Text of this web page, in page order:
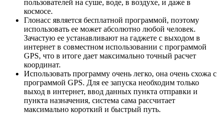
пользователей на суше, воде, в воздухе, и даже в
космосе.
Глонасс является бесплатной программой, поэтому
использовать ее может абсолютно любой человек.
Зачастую ее устанавливают на гаджете с выходом в
интернет в совместном использовании с программой
GPS, что в итоге дает максимально точный расчет
координат.
Использовать программу очень легко, она очень схожа с
программой GPS. Для ее запуска необходим только
выход в интернет, ввод данных пункта отправки и
пункта назначения, система сама рассчитает
максимально короткий и быстрый путь.